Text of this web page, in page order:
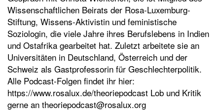
Wissenschaftlichen Beirats der Rosa-Luxemburg-
Stiftung, Wissens-Aktivistin und feministische
Soziologin, die viele Jahre ihres Berufslebens in Indien
und Ostafrika gearbeitet hat. Zuletzt arbeitete sie an
Universitäten in Deutschland, Österreich und der
Schweiz als Gastprofessorin für Geschlechterpolitik.
Alle Podcast-Folgen findet ihr hier:
https://www.rosalux.de/theoriepodcast Lob und Kritik
gerne an theoriepodcast@rosalux.org